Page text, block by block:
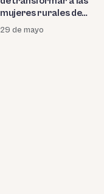
mujeres rurales de
«beneficiarias» a actoras
29 de mayo